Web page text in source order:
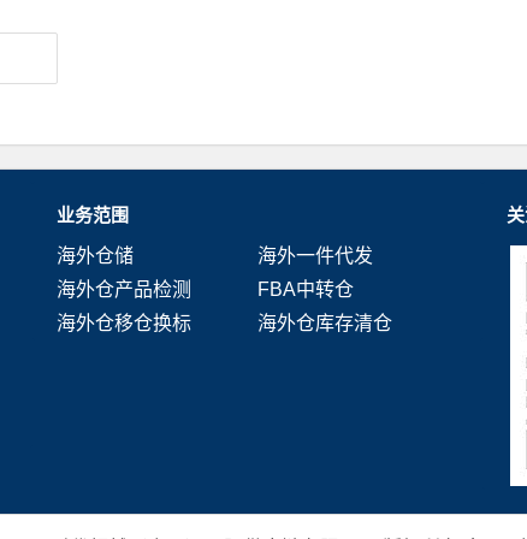
业务范围
海外仓储
海外一件代发
海外仓产品检测
FBA中转仓
海外仓移仓换标
海外仓库存清仓